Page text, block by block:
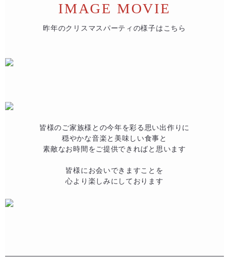
IMAGE MOVIE
昨年のクリスマスパーティの様子はこちら
皆様のご家族様との今年を彩る思い出作りに​
穏やかな音楽と美味しい食事と​
素敵なお時間をご提供できればと思います​
皆様にお会いできますことを​
心より楽しみにしております